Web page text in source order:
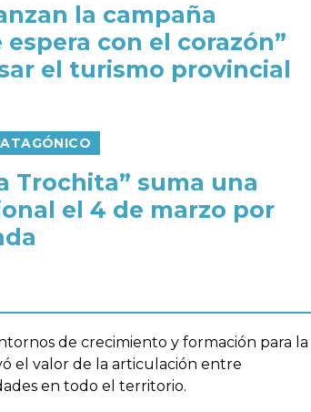
la campaña
con el corazón”
el turismo provincial
Trochita” suma una
el 4 de marzo por
de crecimiento y formación para la
el valor de la articulación entre
en todo el territorio.